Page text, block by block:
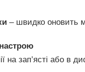
– швидко оновить
на зап’ясті або в